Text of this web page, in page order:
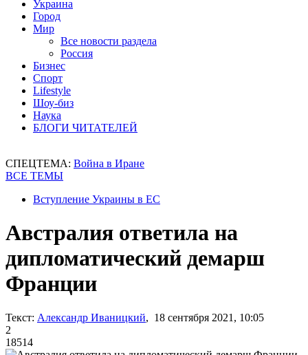
Украина
Город
Мир
Все новости раздела
Россия
Бизнес
Спорт
Lifestyle
Шоу-биз
Наука
БЛОГИ ЧИТАТЕЛЕЙ
СПЕЦТЕМА: Война в Иране
ВСЕ ТЕМЫ
Вступление Украины в ЕС
Австралия ответила на
дипломатический демарш
Франции
Текст: Александр Иваницкий, 18 сентября 2021, 10:05
2
18514